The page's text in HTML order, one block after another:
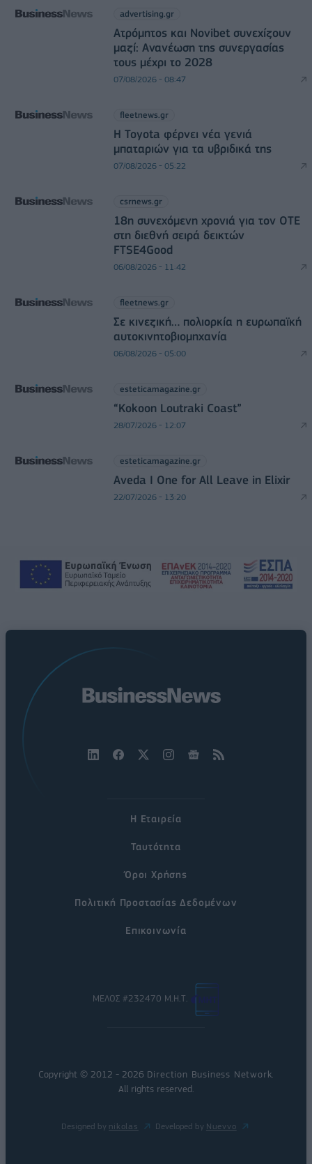
advertising.gr
Ατρόμητος και Novibet συνεχίζουν
μαζί: Ανανέωση της συνεργασίας
τους μέχρι το 2028
07/08/2026 - 08:47
fleetnews.gr
Η Toyota φέρνει νέα γενιά
μπαταριών για τα υβριδικά της
07/08/2026 - 05:22
csrnews.gr
18η συνεχόμενη χρονιά για τον ΟΤΕ
στη διεθνή σειρά δεικτών
FTSE4Good
06/08/2026 - 11:42
fleetnews.gr
Σε κινεζική… πολιορκία η ευρωπαϊκή
αυτοκινητοβιομηχανία
06/08/2026 - 05:00
esteticamagazine.gr
“Kokoon Loutraki Coast”
28/07/2026 - 12:07
esteticamagazine.gr
Aveda I One for All Leave in Elixir
22/07/2026 - 13:20
Η Εταιρεία
Ταυτότητα
Όροι Χρήσης
Πολιτική Προστασίας Δεδομένων
Επικοινωνία
ΜΕΛΟΣ #232470 Μ.Η.Τ.
Copyright © 2012 - 2026 Direction Business Network
All rights reserved.
Designed by nikolas Developed by Nuevvo